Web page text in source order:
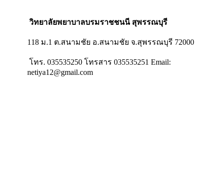
วิทยาลัยพยาบาลบรมราชชนนี สุพรรณบุรี
118 ม.1 ต.สนามชัย อ.สนามชัย จ.สุพรรณบุรี 72000
โทร. 035535250 โทรสาร 035535251 Email:
netiya12@gmail.com